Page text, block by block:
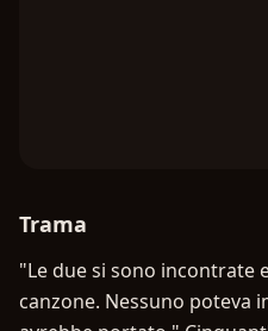
Trama
"Le due si sono incontrate
canzone. Nessuno poteva